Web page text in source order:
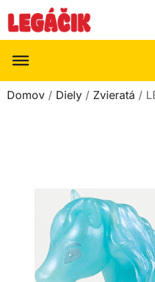
Domov / Diely / Zvieratá /